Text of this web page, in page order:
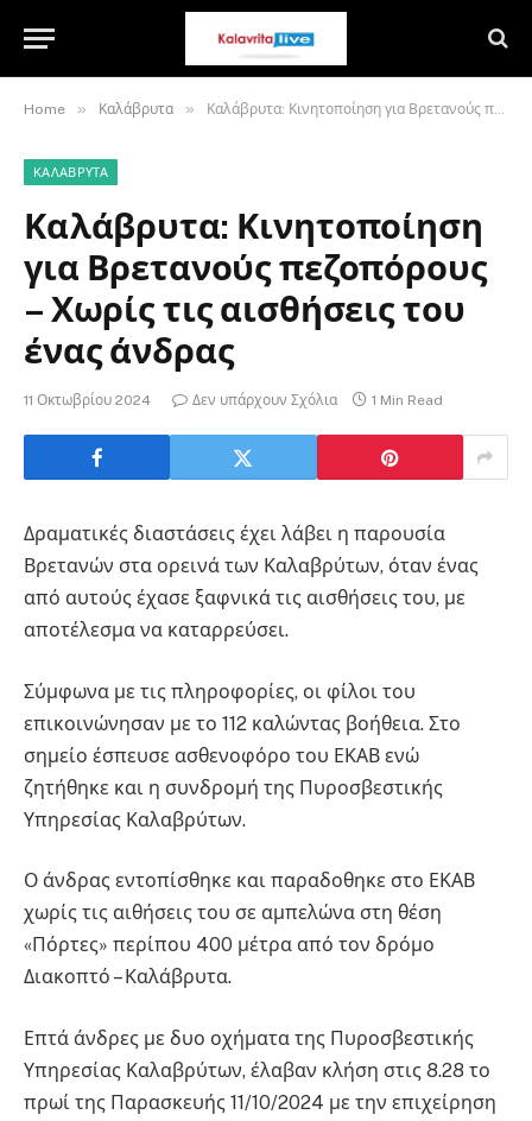
Home » Καλάβρυτα » Καλάβρυτα: Κινητοποίηση για Βρετανούς πεζοπόρους – Χωρίς τις αισθήσεις του ένας άνδρας
ΚΑΛΆΒΡΥΤΑ
Καλάβρυτα: Κινητοποίηση
για Βρετανούς πεζοπόρους
– Χωρίς τις αισθήσεις του
ένας άνδρας
11 Οκτωβρίου 2024 Δεν υπάρχουν Σχόλια 1 Min Read
Δραματικές διαστάσεις έχει λάβει η παρουσία
Βρετανών στα ορεινά των Καλαβρύτων, όταν ένας
από αυτούς έχασε ξαφνικά τις αισθήσεις του, με
αποτέλεσμα να καταρρεύσει.
Σύμφωνα με τις πληροφορίες, οι φίλοι του
επικοινώνησαν με το 112 καλώντας βοήθεια. Στο
σημείο έσπευσε ασθενοφόρο του ΕΚΑΒ ενώ
ζητήθηκε και η συνδρομή της Πυροσβεστικής
Υπηρεσίας Καλαβρύτων.
Ο άνδρας εντοπίσθηκε και παραδοθηκε στο ΕΚΑΒ
χωρίς τις αιθήσεις του σε αμπελώνα στη θέση
«Πόρτες» περίπου 400 μέτρα από τον δρόμο
Διακοπτό – Καλάβρυτα.
Επτά άνδρες με δυο οχήματα της Πυροσβεστικής
Υπηρεσίας Καλαβρύτων, έλαβαν κλήση στις 8.28 το
πρωί της Παρασκευής 11/10/2024 με την επιχείρηση